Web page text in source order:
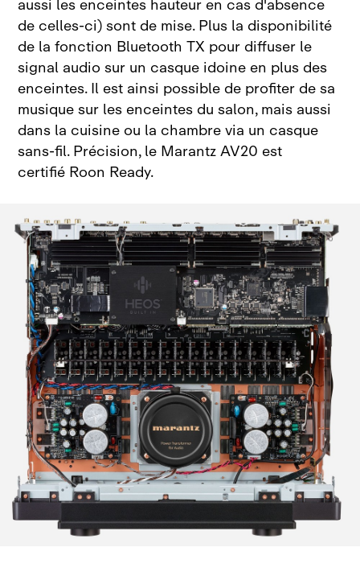
de celles‑ci) sont de mise. Plus la disponibilité
de la fonction Bluetooth TX pour diffuser le
signal audio sur un casque idoine en plus des
enceintes. Il est ainsi possible de profiter de sa
musique sur les enceintes du salon, mais aussi
dans la cuisine ou la chambre via un casque
sans‑fil. Précision, le Marantz AV20 est
certifié Roon Ready.